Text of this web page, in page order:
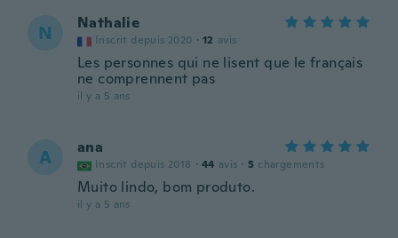
N Nathalie
Inscrit depuis 2020 · 12 avis
Les personnes qui ne lisent que le français
ne comprennent pas
il y a 5 ans
A ana
Inscrit depuis 2018 · 44 avis · 5 chargements
Muito lindo, bom produto.
il y a 5 ans